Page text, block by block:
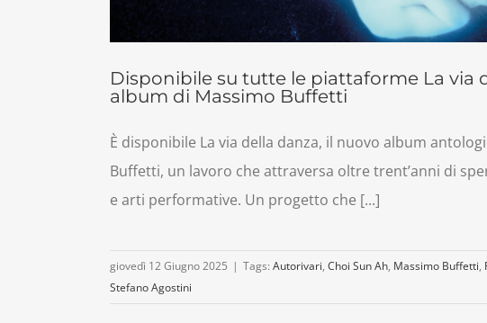
Disponibile su tutte le piattaforme La via
album di Massimo Buffetti
È disponibile La via della danza, il nuovo album
Buffetti, un lavoro che attraversa oltre trent’anni di
e arti performative. Un progetto che [...]
giovedì 12 Giugno 2025 | Tags: Autorivari, Choi Sun Ah, Massimo Buffetti,
Stefano Agostini